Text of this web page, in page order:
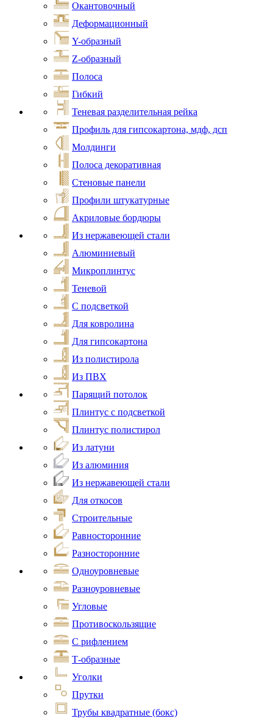
Окантовочный
Деформационный
Y-образный
Z-образный
Полоса
Гибкий
Теневая разделительная рейка
Профиль для гипсокартона, мдф, дсп
Молдинги
Полоса декоративная
Стеновые панели
Профили штукатурные
Акриловые бордюры
Из нержавеющей стали
Алюминиевый
Микроплинтус
Теневой
С подсветкой
Для ковролина
Для гипсокартона
Из полистирола
Из ПВХ
Парящий потолок
Плинтус с подсветкой
Плинтус полистирол
Из латуни
Из алюминия
Из нержавеющей стали
Для откосов
Строительные
Равносторонние
Разносторонние
Одноуровневые
Разноуровневые
Угловые
Противоскользящие
С рифлением
Т-образные
Уголки
Прутки
Трубы квадратные (бокс)